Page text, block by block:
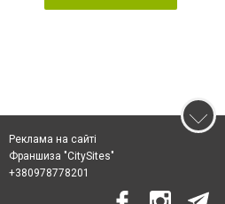
Реклама на сайті
Франшиза "CitySites"
+380978778201